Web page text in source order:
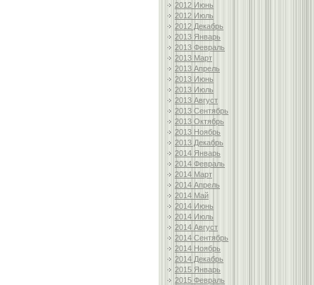
2012 Июнь
2012 Июль
2012 Декабрь
2013 Январь
2013 Февраль
2013 Март
2013 Апрель
2013 Июнь
2013 Июль
2013 Август
2013 Сентябрь
2013 Октябрь
2013 Ноябрь
2013 Декабрь
2014 Январь
2014 Февраль
2014 Март
2014 Апрель
2014 Май
2014 Июнь
2014 Июль
2014 Август
2014 Сентябрь
2014 Ноябрь
2014 Декабрь
2015 Январь
2015 Февраль